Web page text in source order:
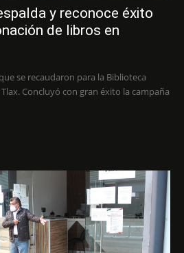
y reconoce éxito
de libros en
se recaudaron para la Biblioteca